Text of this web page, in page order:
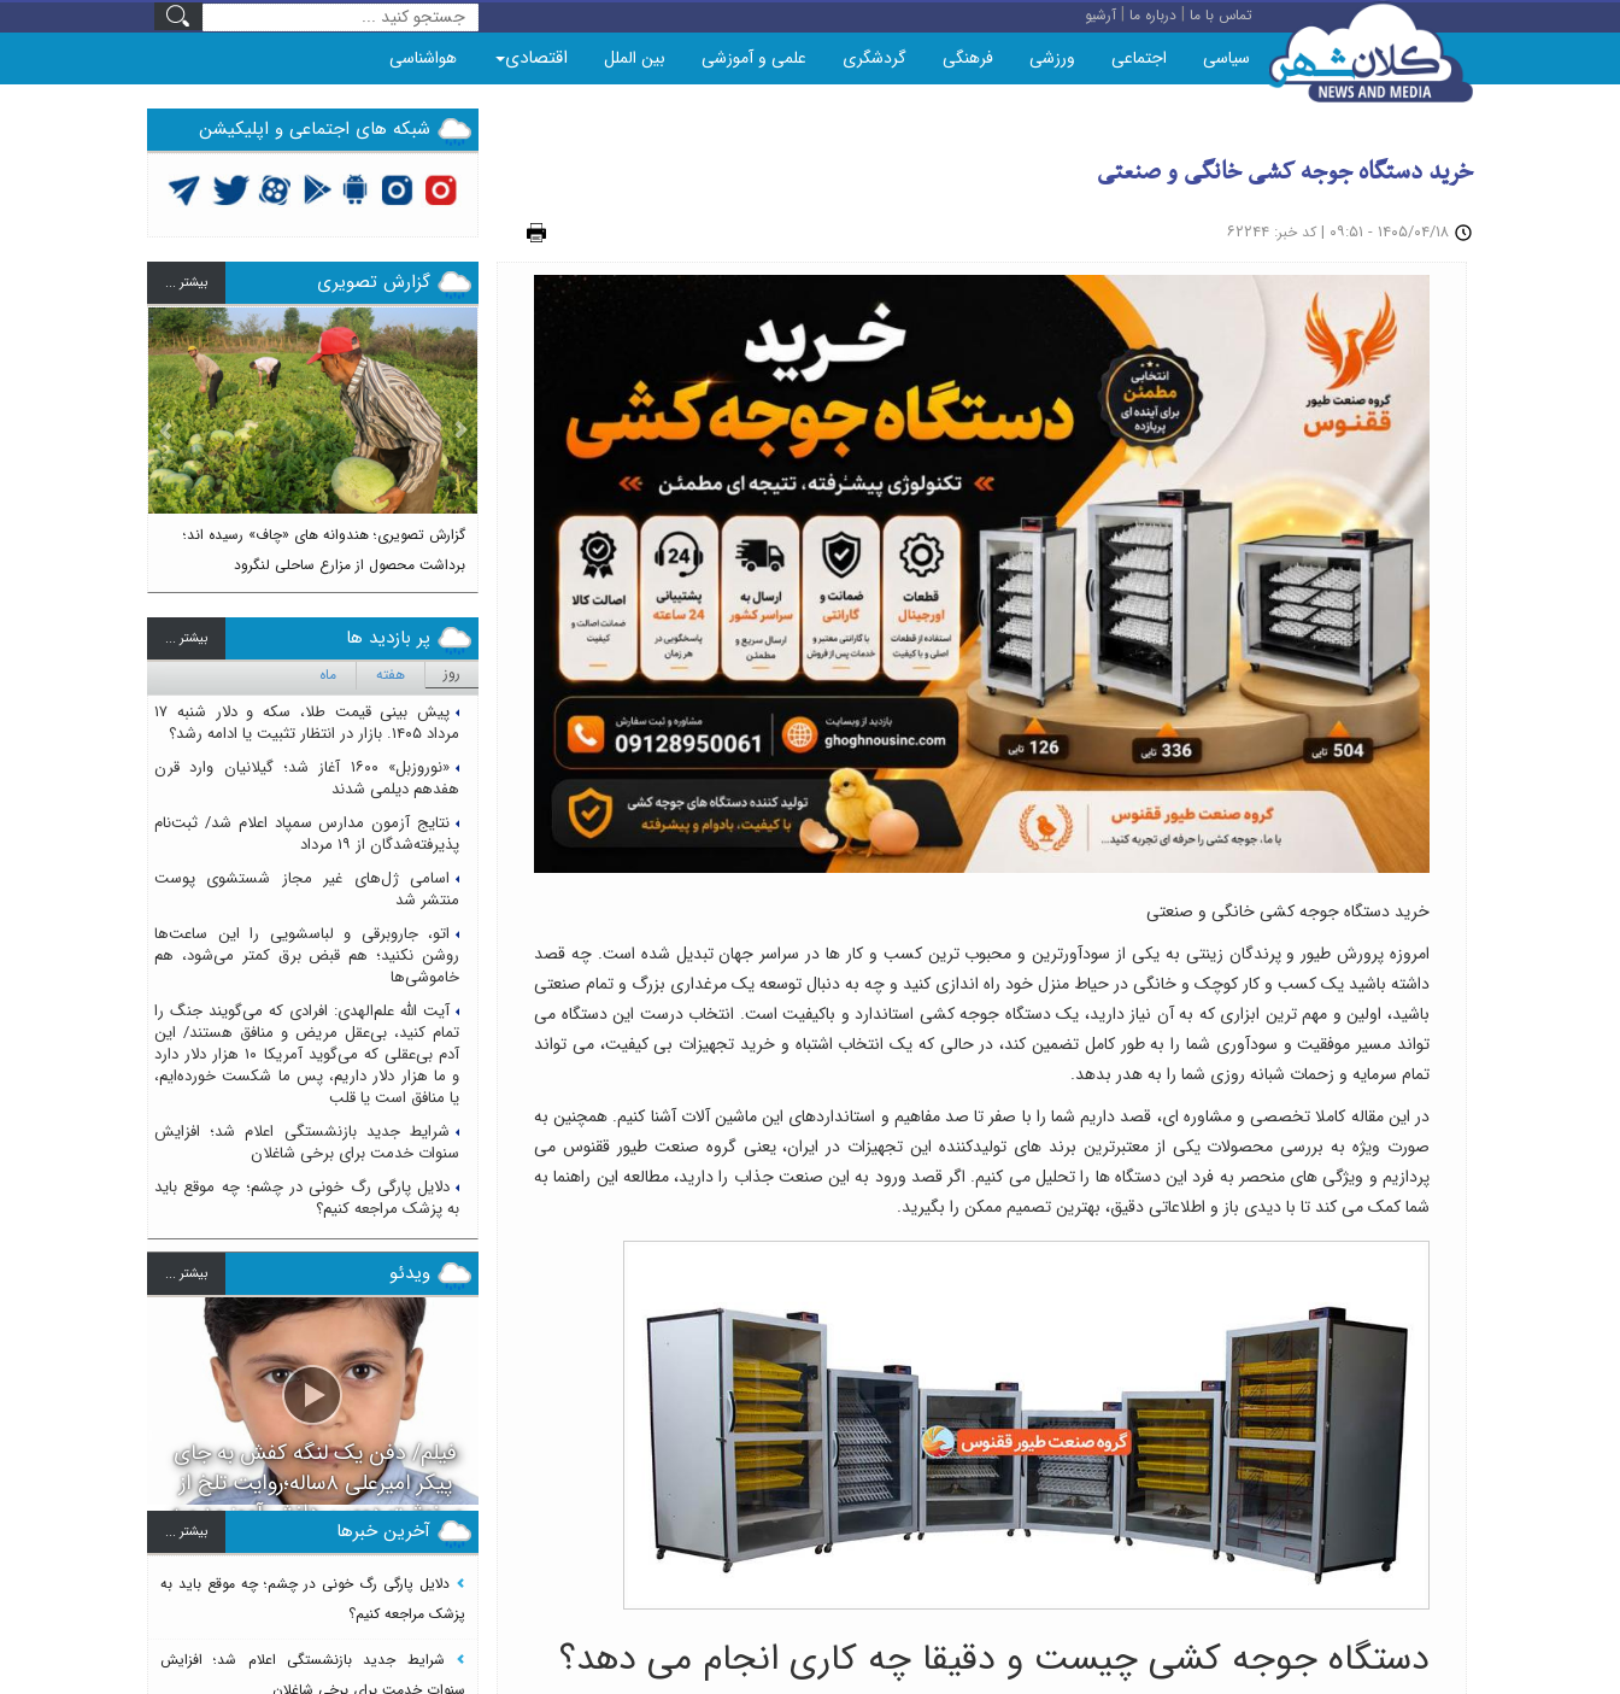
تماس با ما |درباره ما |آرشیو
سیاسی اجتماعی ورزشی فرهنگی گردشگری علمی و آموزشی بین الملل اقتصادی هواشناسی
خرید دستگاه جوجه کشی خانگی و صنعتی
| کد خبر: ۶۲۲۴۴
خرید دستگاه جوجه کشی خانگی و صنعتی
امروزه پرورش طیور و پرندگان زینتی به یکی از سودآورترین و محبوب ترین کسب و کار ها در سراسر جهان تبدیل شده است. چه قصد
داشته باشید یک کسب و کار کوچک و خانگی در حیاط منزل خود راه اندازی کنید و چه به دنبال توسعه یک مرغداری بزرگ و تمام صنعتی
باشید، اولین و مهم ترین ابزاری که به آن نیاز دارید، یک دستگاه جوجه کشی استاندارد و باکیفیت است. انتخاب درست این دستگاه می
تواند مسیر موفقیت و سودآوری شما را به طور کامل تضمین کند، در حالی که یک انتخاب اشتباه و خرید تجهیزات بی کیفیت، می تواند
تمام سرمایه و زحمات شبانه روزی شما را به هدر بدهد.
در این مقاله کاملا تخصصی و مشاوره ای، قصد داریم شما را با صفر تا صد مفاهیم و استانداردهای این ماشین آلات آشنا کنیم. همچنین به
صورت ویژه به بررسی محصولات یکی از معتبرترین برند های تولیدکننده این تجهیزات در ایران، یعنی گروه صنعت طیور ققنوس می
پردازیم و ویژگی های منحصر به فرد این دستگاه ها را تحلیل می کنیم. اگر قصد ورود به این صنعت جذاب را دارید، مطالعه این راهنما به
شما کمک می کند تا با دیدی باز و اطلاعاتی دقیق، بهترین تصمیم ممکن را بگیرید.
دستگاه جوجه کشی چیست و دقیقا چه کاری انجام می دهد؟
شبکه های اجتماعی و اپلیکیشن
گزارش تصویری بيشتر ...
گزارش تصویری؛ هندوانه های «چاف» رسیده اند؛
برداشت محصول از مزارع ساحلی لنگرود
Previous Next
پر بازدید ها بيشتر ...
روز هفته ماه
پیش بینی قیمت طلا، سکه و دلار شنبه ۱۷
مرداد ۱۴۰۵. بازار در انتظار تثبیت یا ادامه رشد؟
«نوروزبل» ۱۶۰۰ آغاز شد؛ گیلانیان وارد قرن
هفدهم دیلمی شدند
نتایج آزمون مدارس سمپاد اعلام شد/ ثبت‌نام
پذیرفته‌شدگان از ۱۹ مرداد
اسامی ژل‌های غیر مجاز شستشوی پوست
منتشر شد
اتو، جاروبرقی و لباسشویی را این ساعت‌ها
روشن نکنید؛ هم قبض برق کمتر می‌شود، هم
خاموشی‌ها
آیت الله علم‌الهدی: افرادی که می‌گویند جنگ را
تمام کنید، بی‌عقل مریض و منافق هستند/ این
آدم بی‌عقلی که می‌گوید آمریکا ۱۰ هزار دلار دارد
و ما هزار دلار داریم، پس ما شکست خورده‌ایم،
یا منافق است یا قلب
شرایط جدید بازنشستگی اعلام شد؛ افزایش
سنوات خدمت برای برخی شاغلان
دلایل پارگی رگ خونی در چشم؛ چه موقع باید
به پزشک مراجعه کنیم؟
ویدئو بيشتر ...
فیلم/ دفن یک لنگه کفش به جای
پیکر امیرعلی ۸ساله؛روایت تلخ از
سرنوشت دومین دانش آموز مدرسه
میناب بعد از ماکان
آخرین خبرها بيشتر ...
دلایل پارگی رگ خونی در چشم؛ چه موقع باید به
پزشک مراجعه کنیم؟
شرایط جدید بازنشستگی اعلام شد؛ افزایش